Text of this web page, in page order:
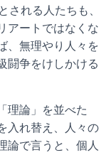
される人たちも、
アートではなくな
、無理やり人々を
闘争をけしかける
理論」を並べた
入れ替え、人々の
論で言うと、個人